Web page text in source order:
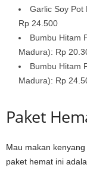
Garlic Soy Pot
Rp 24.500
Bumbu Hitam
Madura): Rp
Bumbu Hitam
Madura): Rp
Paket
Mau makan
paket hemat ini